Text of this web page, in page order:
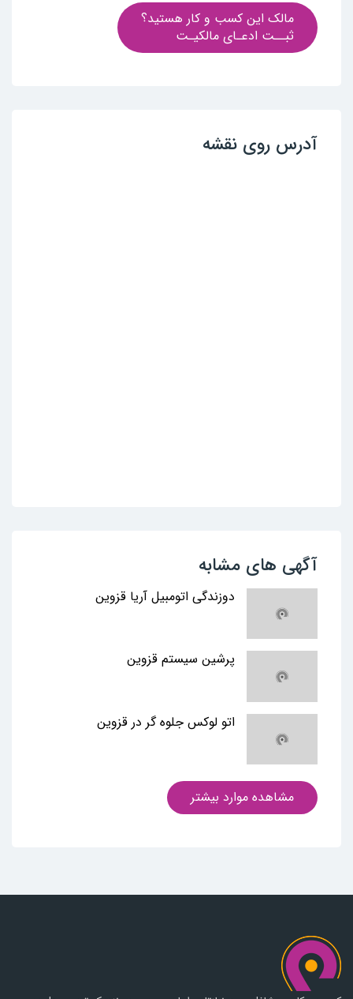
مالک این کسب و کار هستید؟
ثبــت ادعـای مالکیـت
آدرس روی نقشه
آگهی های مشابه
دوزندگی اتومبیل آریا قزوین
پرشین سیستم قزوین
اتو لوکس جلوه گر در قزوین
مشاهده موارد بیشتر